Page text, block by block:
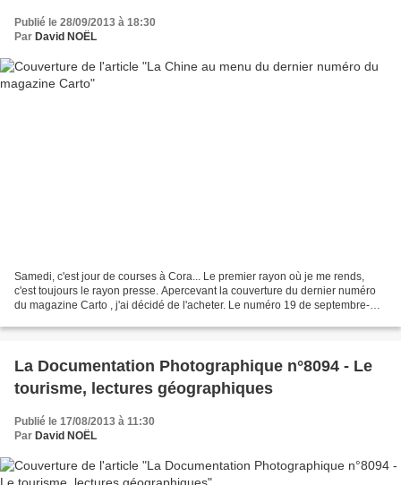
Publié le 28/09/2013 à 18:30
Par David NOËL
Samedi, c'est jour de courses à Cora... Le premier rayon où je me rends,
c'est toujours le rayon presse. Apercevant la couverture du dernier numéro
du magazine Carto , j'ai décidé de l'acheter. Le numéro 19 de septembre-
La Documentation Photographique n°8094 - Le
tourisme, lectures géographiques
Publié le 17/08/2013 à 11:30
Par David NOËL